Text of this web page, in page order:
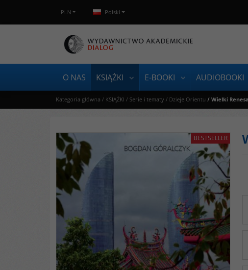
PLN Polski
O NAS KSIĄŻKI E-BOOKI AUDIOBOOKI
Kategoria główna / KSIĄŻKI / Serie i tematy / Dzieje Orientu / Wielki
BESTSELLER